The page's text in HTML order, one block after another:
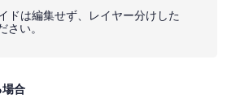
ドは編集せず、レイヤー分けした
い。
合